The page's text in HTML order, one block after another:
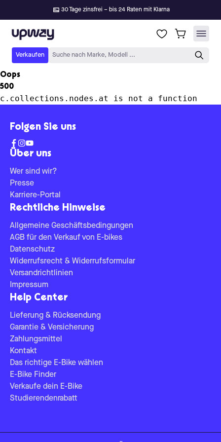
30 Tage zinsfrei – bis 24 Raten mit Klarna
Upway
Verkaufen Suche nach Marke, Modell ...
Oops
500
c.collections.nodes.at is not a function
Über uns
Wer sind wir?
Presse
Karriere-Portal
Rechtliche Hinweise
Allgemeine Geschäftsbedingungen
AGB für den Verkauf von E-bikes
Datenschutz
Widerrufsrecht & Widerrufsformular
Versandrichtlinien
Impressum
Help Center
Lieferung & Rücksendung
Garantie & Versicherung
Zahlungsmittel
Kontakt
Das richtige E-Bike wählen
E-Bike Finder
Verkaufe dein E-Bike
Studierendenrabatt
Folgen Sie uns